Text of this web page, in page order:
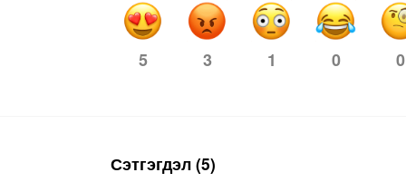
5 3 1 0 0
Сэтгэгдэл (5)